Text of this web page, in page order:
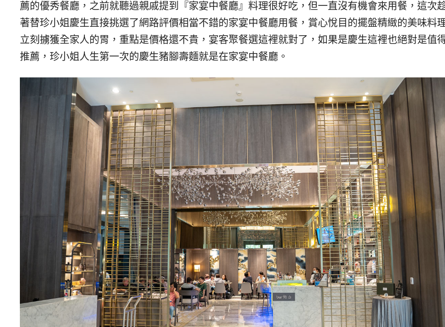
薦的優秀餐廳，之前就聽過親戚提到『家宴中餐廳』料理很好吃，但一直沒有機會來用餐，這次
著替珍小姐慶生直接挑選了網路評價相當不錯的家宴中餐廳用餐，賞心悅目的擺盤精緻的美味料
立刻擄獲全家人的胃，重點是價格還不貴，宴客聚餐選這裡就對了，如果是慶生這裡也絕對是值
推薦，珍小姐人生第一次的慶生豬腳壽麵就是在家宴中餐廳。